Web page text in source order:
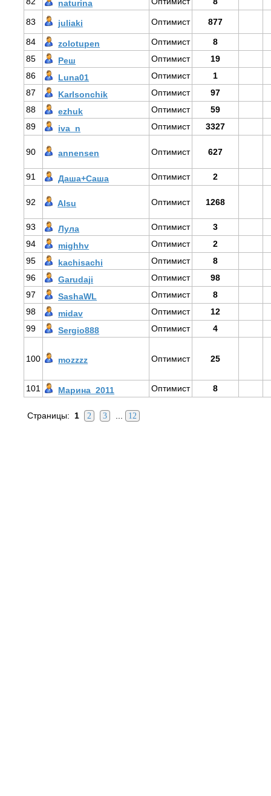
naturina
83 juliaki Оптимист 877
84 zolotupen Оптимист
8
85
Реш Оптимист
19
86
Luna01 Оптимист
1
87
Karlsonchik Оптимист
97
88
ezhuk Оптимист
59
89
iva_n Оптимист 3327
90 annensen Оптимист 627
91 Даша+Саша Оптимист 2
92 Alsu Оптимист 1268
93 Лула Оптимист
3
94
mighhv Оптимист
2
95
kachisachi Оптимист
8
96
Garudaji Оптимист
98
97
SashaWL Оптимист
8
98
midav Оптимист
12
99
Sergio888 Оптимист 4
100 mozzzz Оптимист 25
101 Марина_2011 Оптимист 8
Страницы: 1 2 3 12